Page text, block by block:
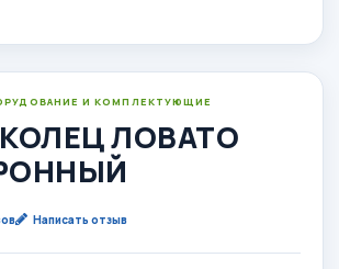
И КОМПЛЕКТУЮЩИЕ
ЛОВАТО
Написать отзыв